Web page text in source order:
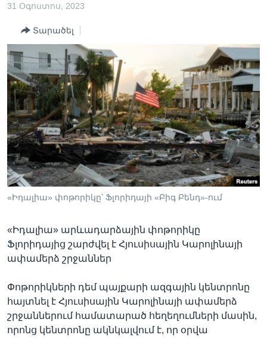
ԿԱՊ ՄԵԶ ՀԵՏ
Learning English
ՀԵՏԵՒԵՔ ՄԵԶ
Լեզուներ
31 Օգոստոս, 2023
Տարածել
«Իդալիա» փոթորիկը՝ Ֆլորիդայի «Բիգ Բենդ»-ում
«Իդալիա» արևադարձային փոթորիկը
Ֆլորիդայից շարժվել է Հյուսիսային Կարոլինայի
ափամերձ շրջաններ
Փոթորիկների դեմ պայքարի ազգային կենտրոնը
հայտնել է Հյուսիսային Կարոլինայի ափամերձ
շրջաններում համատարած հեղեղումների մասին,
որոնց կենտրոնը ակնկալվում է, որ օրվա